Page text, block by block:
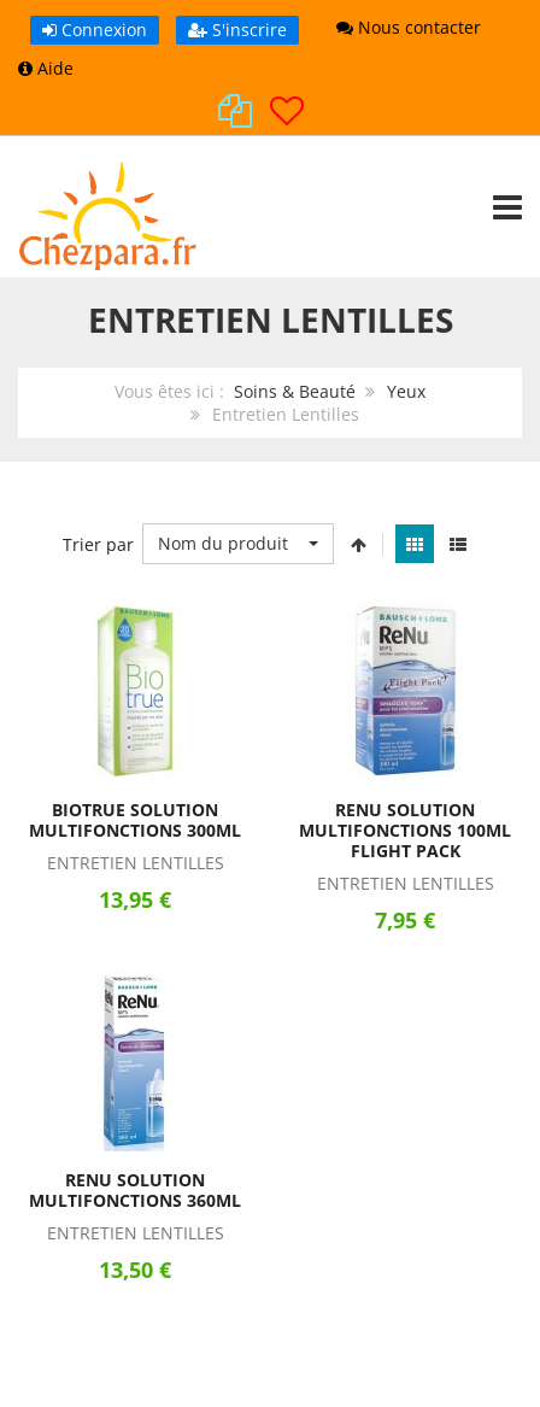
Connexion S'inscrire
Nous contacter
Aide
ENTRETIEN LENTILLES
Vous êtes ici : Soins & Beauté
Yeux
Entretien Lentilles
Trier par Nom du produit
BIOTRUE SOLUTION
MULTIFONCTIONS 300ML
ENTRETIEN LENTILLES
13,95 €
RENU SOLUTION
MULTIFONCTIONS 100ML
FLIGHT PACK
ENTRETIEN LENTILLES
7,95 €
RENU SOLUTION
MULTIFONCTIONS 360ML
ENTRETIEN LENTILLES
13,50 €